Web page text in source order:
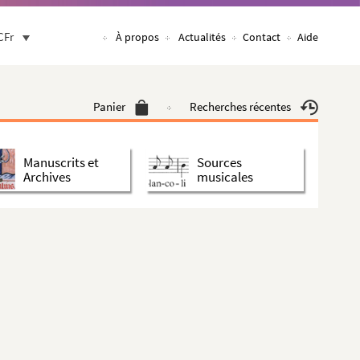
À propos Actualités Contact Aide
Panier Recherches récentes
Manuscrits et
Archives
Sources
musicales